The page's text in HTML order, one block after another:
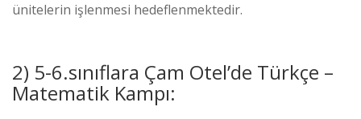
ünitelerin işlenmesi hedeflenmektedir.
2) 5-6.sınıflara Çam Otel’de Türkçe –
Matematik Kampı: